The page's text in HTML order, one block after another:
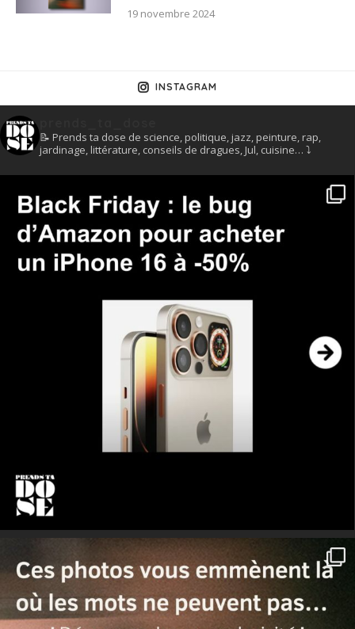
19 novembre 2024
INSTAGRAM
📝 Prends ta dose de science, politique, jazz, peinture, rap,
jardinage, littérature, conseils de dragues, Jul, cuisine… ⤵️